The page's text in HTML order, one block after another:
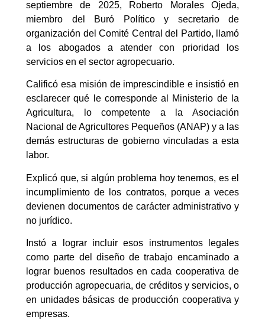
septiembre de 2025, Roberto Morales Ojeda,
miembro del Buró Político y secretario de
organización del Comité Central del Partido, llamó
a los abogados a atender con prioridad los
servicios en el sector agropecuario.
Calificó esa misión de imprescindible e insistió en
esclarecer qué le corresponde al Ministerio de la
Agricultura, lo competente a la Asociación
Nacional de Agricultores Pequeños (ANAP) y a las
demás estructuras de gobierno vinculadas a esta
labor.
Explicó que, si algún problema hoy tenemos, es el
incumplimiento de los contratos, porque a veces
devienen documentos de carácter administrativo y
no jurídico.
Instó a lograr incluir esos instrumentos legales
como parte del diseño de trabajo encaminado a
lograr buenos resultados en cada cooperativa de
producción agropecuaria, de créditos y servicios, o
en unidades básicas de producción cooperativa y
empresas.